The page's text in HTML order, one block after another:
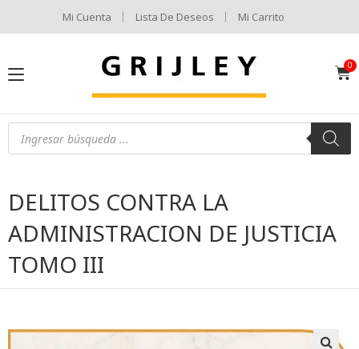
Mi Cuenta Lista De Deseos Mi Carrito
DELITOS CONTRA LA
ADMINISTRACION DE JUSTICIA
TOMO III